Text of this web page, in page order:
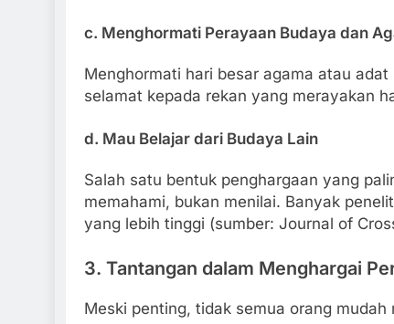
c. Menghormati Perayaan Budaya dan
Menghormati hari besar agama atau
selamat kepada rekan yang merayakan
d. Mau Belajar dari Budaya Lain
Salah satu bentuk penghargaan yang
memahami, bukan menilai. Banyak
yang lebih tinggi (sumber: Journal of
3. Tantangan dalam Menghargai
Meski penting, tidak semua orang